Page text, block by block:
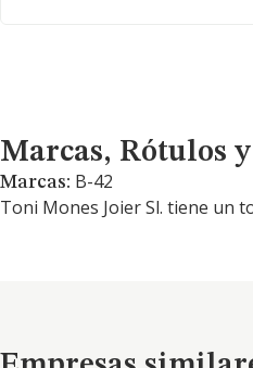
Marcas, Rótulos y
Marcas, Rótulos
Marcas: B-42
Toni Mones Joier Sl. tiene un
Empresas similares